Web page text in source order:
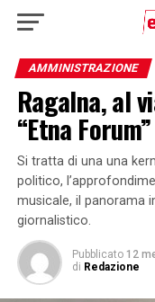
AMMINISTRAZIONE
Ragalna, al
“Etna Forum”
Si tratta di una una
politico,
musicale, il panorama
giornalistico.
Pubblicato 12
di Redazione